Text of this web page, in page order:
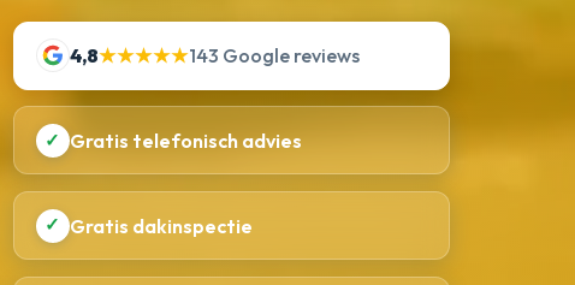
4,8★★★★★143 Google reviews
✓ Gratis telefonisch advies
✓ Gratis dakinspectie